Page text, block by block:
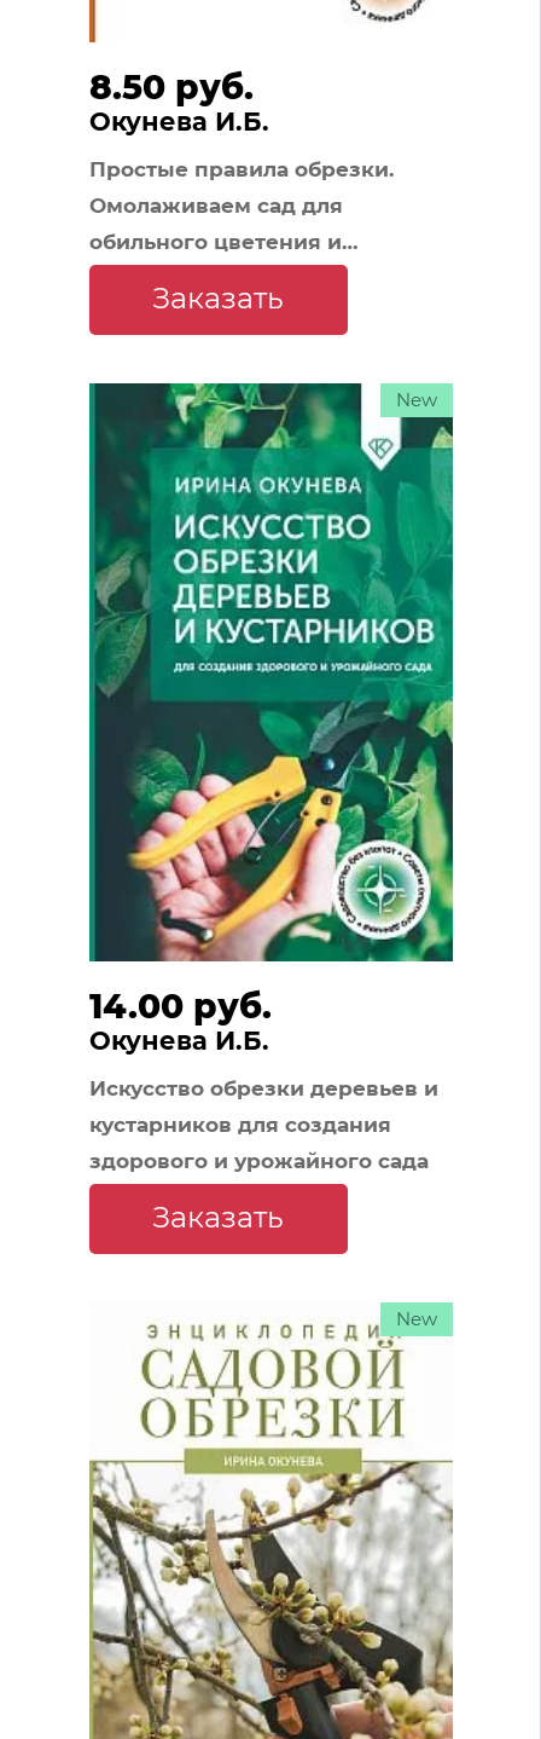
8.50 руб.
Окунева И.Б.
Простые правила обрезки.
Омолаживаем сад для
обильного цветения и
Заказать
14.00 руб.
Окунева И.Б.
Искусство обрезки деревьев и
кустарников для создания
здорового и урожайного сада
New
Заказать
New